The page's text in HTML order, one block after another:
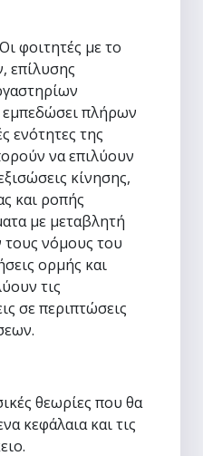
φοιτητές με το
επίλυσης
εμπεδώσει πλήρων
ενότητες της
να επιλύουν
κίνησης,
και ροπής
με μεταβλητή
νόμους του
ορμής και
τις
σε περιπτώσεις
θεωρίες που θα
κεφάλαια και τις